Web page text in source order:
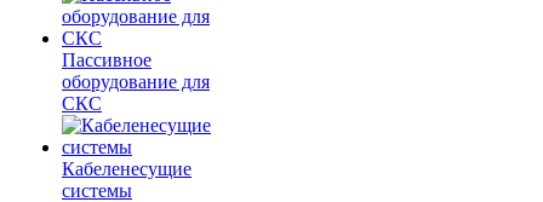
Пассивное
оборудование для
СКС
Кабеленесущие
системы